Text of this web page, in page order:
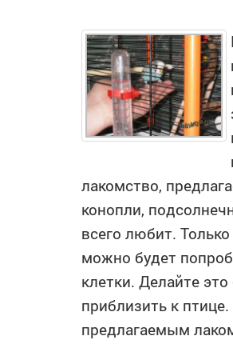
лакомство,
конопли,
всего любит.
можно будет
клетки. Делайте
приблизить к
предлагаемым